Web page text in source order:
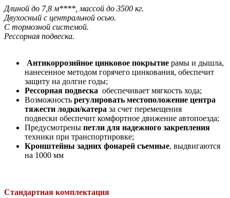
Длиной до 7,8 м****, массой до 3500 кг.
Двухосный с центральной осью.
С тормозной системой.
Рессорная подвеска.
Антикоррозийное цинковое покрытие рамы и дышла,
нанесенное методом горячего цинкования, обеспечит
защиту на долгие годы;
Рессорная подвеска обеспечивает мягкость хода;
Возможность регулировать местоположение центра
тяжести лодки/катера за счет перемещения
подвески обеспечит комфортное движение автопоезда;
Предусмотрены петли для надежного закрепления
техники при транспортировке;
Кронштейны задних фонарей съемные, выдвигаются
на 1000 мм
Стандартная комплектация